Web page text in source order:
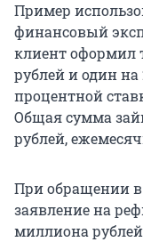
Пример
финансовый
клиент оформил
рублей и один
процентной
Общая сумма
рублей,
При обращении в
заявление на
миллиона